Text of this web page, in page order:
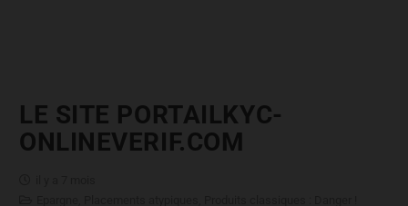
LE SITE PORTAILKYC-
ONLINEVERIF.COM